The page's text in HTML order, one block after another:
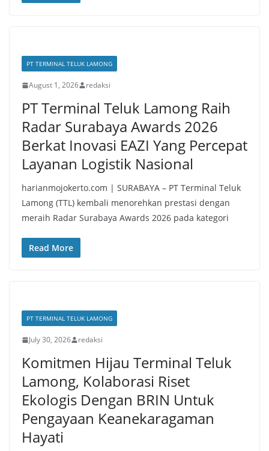
PT TERMINAL TELUK LAMONG
August 1, 2026 redaksi
PT Terminal Teluk Lamong Raih
Radar Surabaya Awards 2026
Berkat Inovasi EAZI Yang Percepat
Layanan Logistik Nasional
harianmojokerto.com | SURABAYA – PT Terminal Teluk
Lamong (TTL) kembali menorehkan prestasi dengan
meraih Radar Surabaya Awards 2026 pada kategori
Read More
PT TERMINAL TELUK LAMONG
July 30, 2026 redaksi
Komitmen Hijau Terminal Teluk
Lamong, Kolaborasi Riset
Ekologis Dengan BRIN Untuk
Pengayaan Keanekaragaman
Hayati